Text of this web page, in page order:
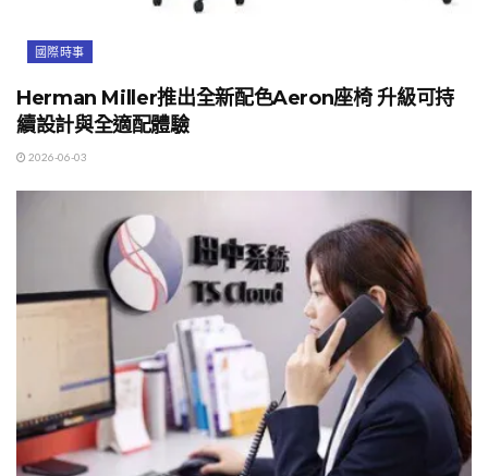
國際時事
Herman Miller推出全新配色Aeron座椅 升級可持
續設計與全適配體驗
2026-06-03